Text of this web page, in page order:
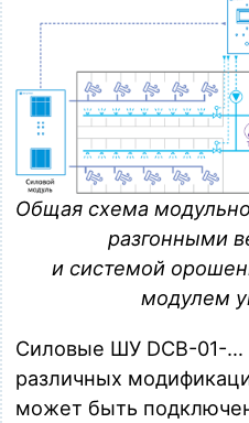
Общая схема
разгонными
и системой
модулем
Силовые ШУ DCB-01-…
различных
может быть